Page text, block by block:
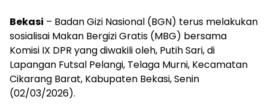
Bekasi – Badan Gizi Nasional (BGN) terus melakukan
sosialisai Makan Bergizi Gratis (MBG) bersama
Komisi IX DPR yang diwakili oleh, Putih Sari, di
Lapangan Futsal Pelangi, Telaga Murni, Kecamatan
Cikarang Barat, Kabupaten Bekasi, Senin
(02/03/2026).